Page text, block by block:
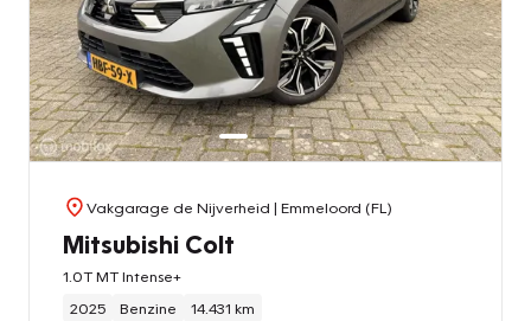
Vakgarage de Nijverheid | Emmeloord (FL)
Mitsubishi Colt
1.0T MT Intense+
2025
Benzine 14.431 km